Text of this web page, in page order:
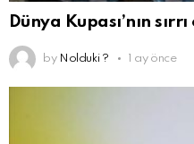
Dünya Kupası’nın
by Nolduki ? 1 ay önce